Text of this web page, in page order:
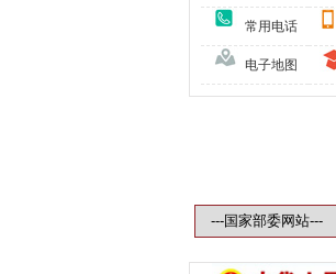
常用电话
电子地图